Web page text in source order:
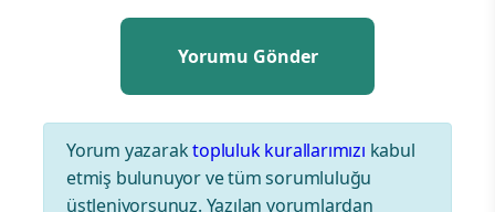
Yorum yazaraktopluluk kurallarımızı kabul
etmiş bulunuyor ve tüm sorumluluğu
üstleniyorsunuz. Yazılan yorumlardan